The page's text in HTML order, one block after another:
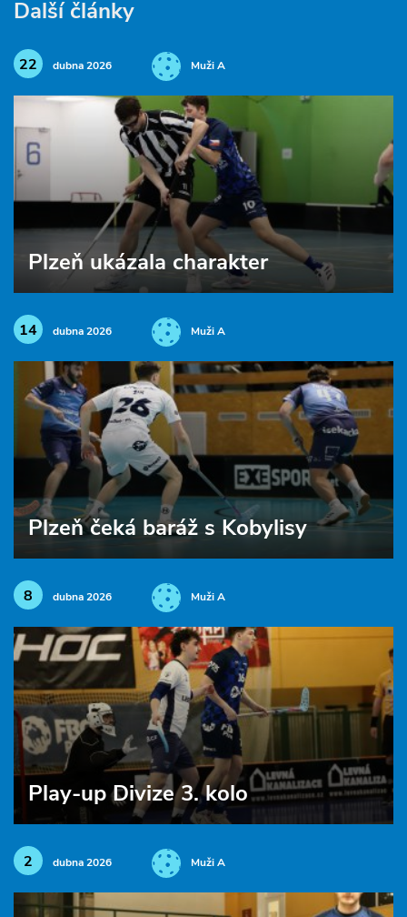
Další články
22 dubna 2026 Muži A
Plzeň ukázala charakter
14 dubna 2026 Muži A
Plzeň čeká baráž s Kobylisy
8 dubna 2026 Muži A
Play-up Divize 3. kolo
2 dubna 2026 Muži A